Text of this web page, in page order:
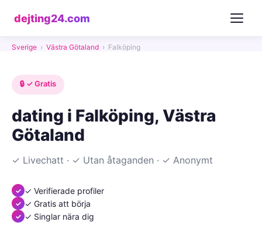
dejting24.com
Sverige › Västra Götaland › Falköping
🔒 ✓ Gratis
dating i Falköping, Västra
Götaland
✓ Livechatt · ✓ Utan åtaganden · ✓ Anonymt
✓ Verifierade profiler
✓ Gratis att börja
✓ Singlar nära dig